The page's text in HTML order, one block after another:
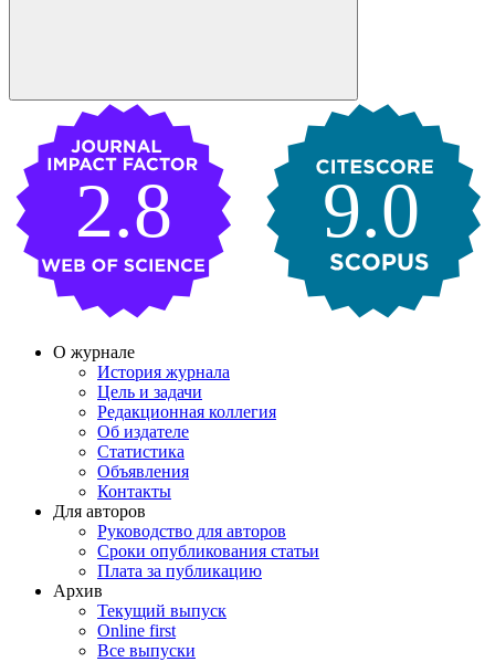
9.0
2.8
О журнале
История журнала
Цель и задачи
Редакционная коллегия
Об издателе
Статистика
Объявления
Контакты
Для авторов
Руководство для авторов
Сроки опубликования статьи
Плата за публикацию
Архив
Текущий выпуск
Online first
Все выпуски